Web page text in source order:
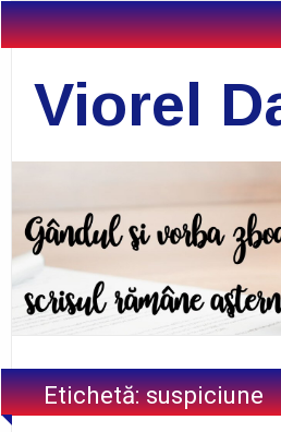
Viorel
Etichetă:suspiciune